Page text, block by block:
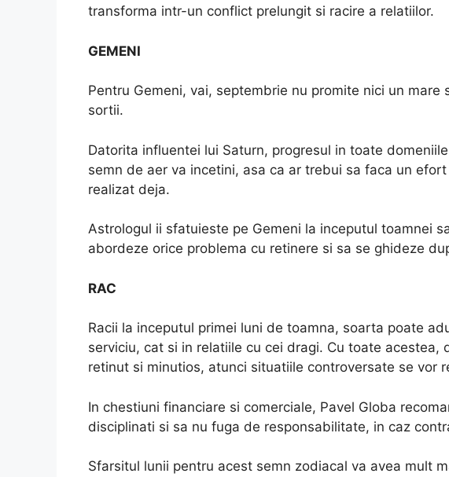
transforma intr-un conflict prelungit si racire a relatiilor.
GEMENI
Pentru Gemeni, vai, septembrie nu promite nici un
sortii.
Datorita influentei lui Saturn, progresul in toate
semn de aer va incetini, asa ca ar trebui sa faca un
realizat deja.
Astrologul ii sfatuieste pe Gemeni la inceputul toamnei
abordeze orice problema cu retinere si sa se ghideze
RAC
Racii la inceputul primei luni de toamna, soarta poate
serviciu, cat si in relatiile cu cei dragi. Cu toate acestea,
retinut si minutios, atunci situatiile controversate se vor
In chestiuni financiare si comerciale, Pavel Globa
disciplinati si sa nu fuga de responsabilitate, in caz
Sfarsitul lunii pentru acest semn zodiacal va avea mult